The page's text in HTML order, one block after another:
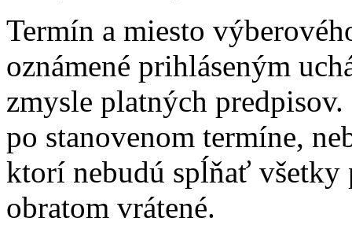
Termín a miesto
oznámené prihláseným
zmysle platných
po stanovenom termíne,
ktorí nebudú spĺňať
obratom vrátené.